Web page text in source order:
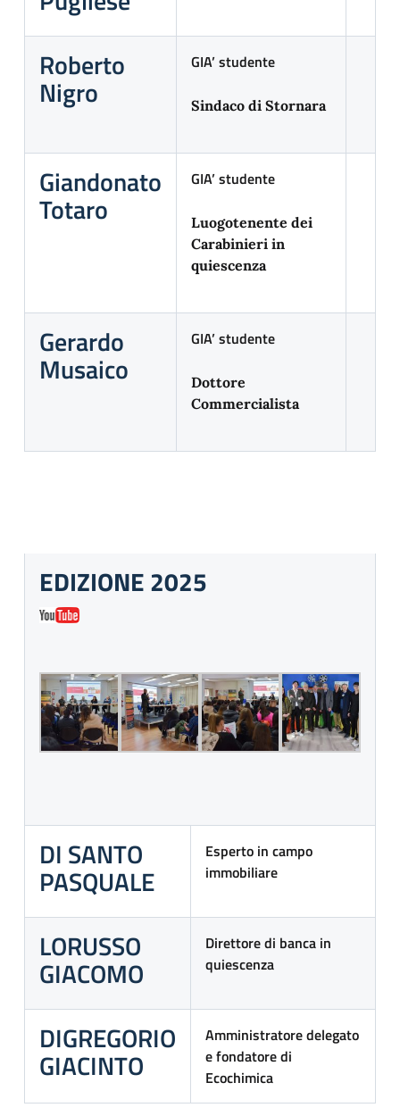
Roberto
Nigro
GIA’ studente
Sindaco di Stornara
Giandonato
Totaro
GIA’ studente
Luogotenente dei
Carabinieri in
quiescenza
Gerardo
Musaico
GIA’ studente
Dottore
Commercialista
EDIZIONE 2025
DI SANTO
PASQUALE
Esperto in campo
immobiliare
LORUSSO
GIACOMO
Direttore di banca in
quiescenza
DIGREGORIO
GIACINTO
Amministratore delegato
e fondatore di
Ecochimica